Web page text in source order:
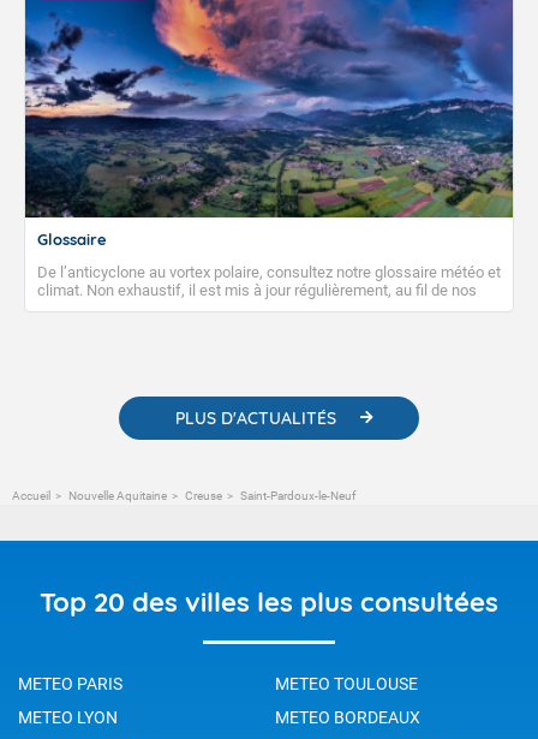
Glossaire
De l’anticyclone au vortex polaire, consultez notre glossaire météo et
climat. Non exhaustif, il est mis à jour régulièrement, au fil de nos
publications. Vous y trouverez également des liens utiles vers nos
PLUS D'ACTUALITÉS
Accueil Nouvelle Aquitaine Creuse Saint-Pardoux-le-Neuf
Top 20 des villes les plus consultées
METEO PARIS
METEO TOULOUSE
METEO LYON
METEO BORDEAUX